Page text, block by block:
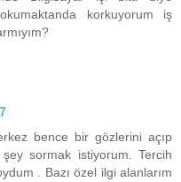
korkuyorum iş
bence bir gözlerini açıp
sormak istiyorum. Tercih
. Bazı özel ilgi alanlarım